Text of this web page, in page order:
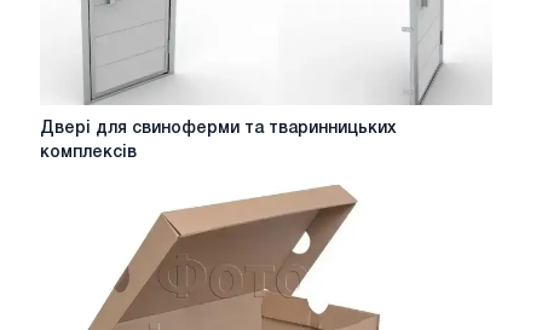
Двері
для
тваринницьких
Двері для свиноферми та тваринницьких
комплексів